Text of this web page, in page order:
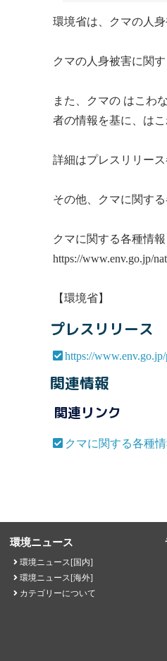
環境省は、クマの人
クマの人身被害に関
また、クマの はこわ
者の情報を基に、は
詳細はプレスリリース
その他、クマに関す
クマに関する各種情
https://www.env.go.jp/
【環境省】
プレスリリース
https://www.env.go.jp/
関連情報
関連リンク
クマに関する各種
環境ニュース
環境ニュース[国内]
環境ニュース[海外]
カテゴリーについて